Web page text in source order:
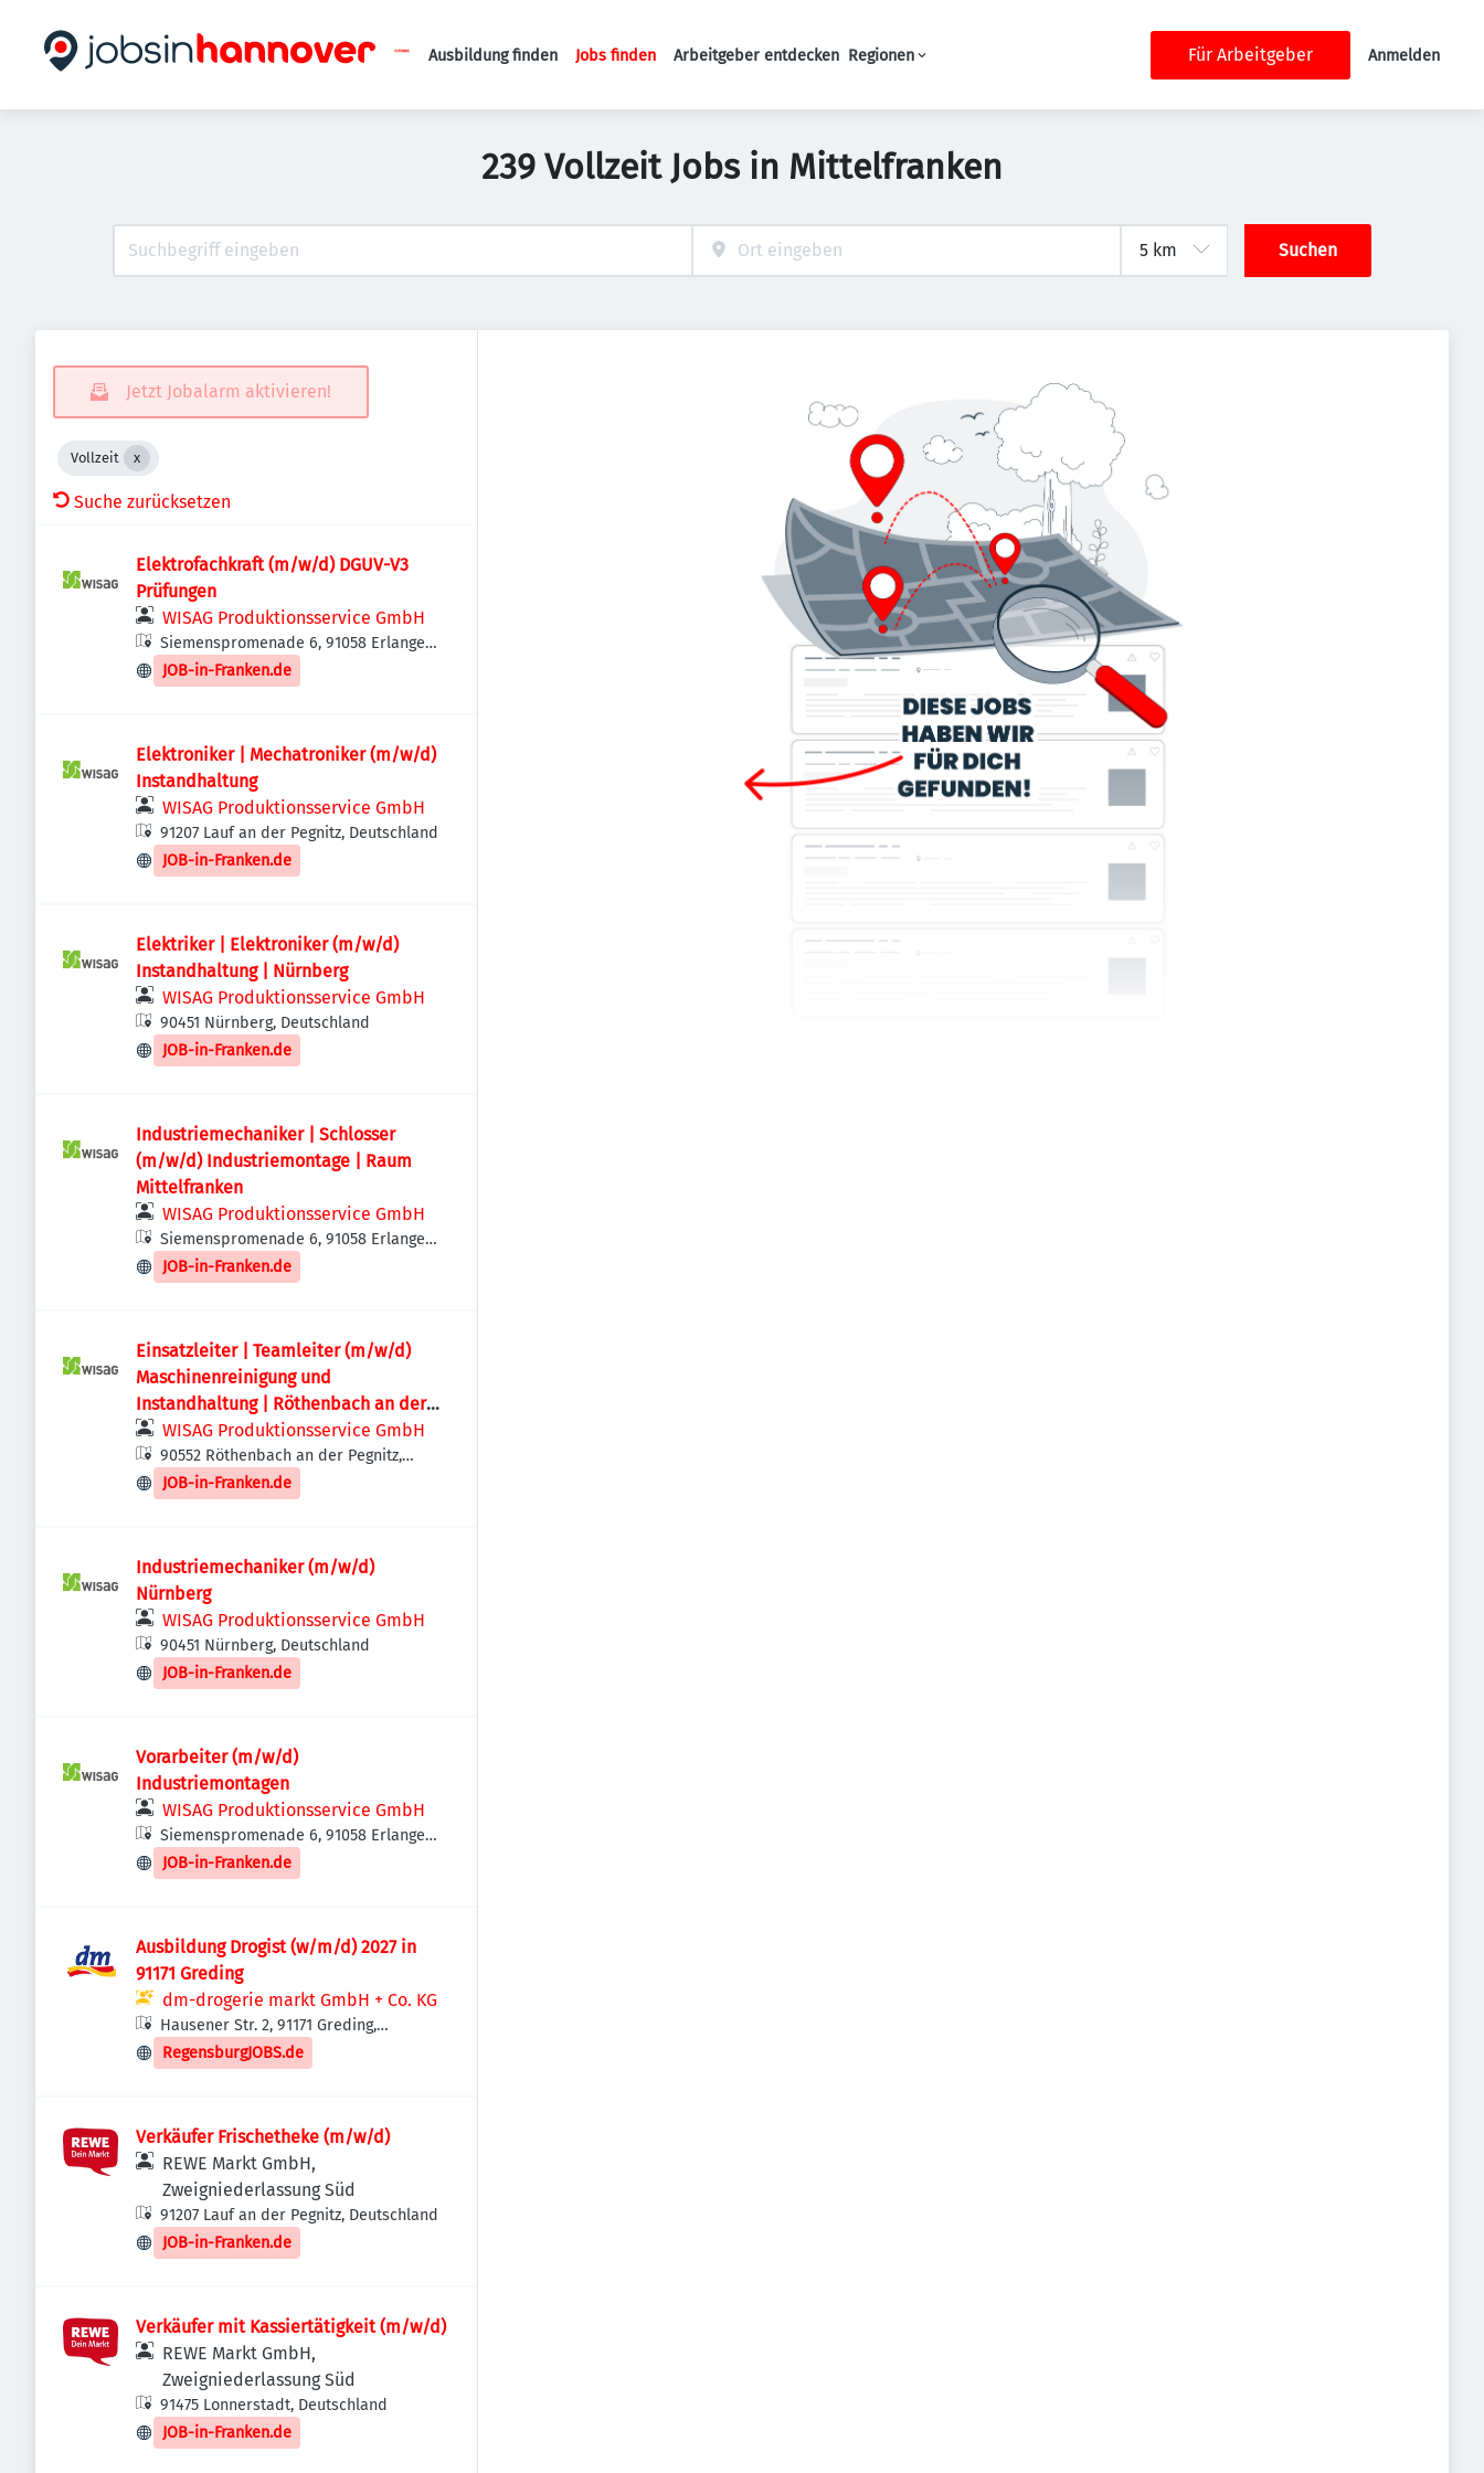
Haupt-Navigation
Ausbildung finden Jobs finden Arbeitgeber entdecken Regionen Für Arbeitgeber Anmelden
239 Vollzeit Jobs in Mittelfranken
Suchen
Jetzt Jobalarm aktivieren!
Vollzeit
Suche zurücksetzen
Elektrofachkraft (m/w/d) DGUV-V3
Prüfungen
WISAG Produktionsservice GmbH
Siemenspromenade 6, 91058 Erlangen,
Deutschland
JOB-in-Franken.de
Elektroniker | Mechatroniker (m/w/d)
Instandhaltung
WISAG Produktionsservice GmbH
91207 Lauf an der Pegnitz, Deutschland
JOB-in-Franken.de
Elektriker | Elektroniker (m/w/d)
Instandhaltung | Nürnberg
WISAG Produktionsservice GmbH
90451 Nürnberg, Deutschland
JOB-in-Franken.de
Industriemechaniker | Schlosser
(m/w/d) Industriemontage | Raum
Mittelfranken
WISAG Produktionsservice GmbH
Siemenspromenade 6, 91058 Erlangen,
Deutschland
JOB-in-Franken.de
Einsatzleiter | Teamleiter (m/w/d)
Maschinenreinigung und
Instandhaltung | Röthenbach an der
Pegnitz
WISAG Produktionsservice GmbH
90552 Röthenbach an der Pegnitz,
Deutschland
JOB-in-Franken.de
Industriemechaniker (m/w/d)
Nürnberg
WISAG Produktionsservice GmbH
90451 Nürnberg, Deutschland
JOB-in-Franken.de
Vorarbeiter (m/w/d)
Industriemontagen
WISAG Produktionsservice GmbH
Siemenspromenade 6, 91058 Erlangen,
Deutschland
JOB-in-Franken.de
Ausbildung Drogist (w/m/d) 2027 in
91171 Greding
dm-drogerie markt GmbH + Co. KG
Hausener Str. 2, 91171 Greding,
Deutschland
RegensburgJOBS.de
Verkäufer Frischetheke (m/w/d)
REWE Markt GmbH,
Zweigniederlassung Süd
91207 Lauf an der Pegnitz, Deutschland
JOB-in-Franken.de
Verkäufer mit Kassiertätigkeit (m/w/d)
REWE Markt GmbH,
Zweigniederlassung Süd
91475 Lonnerstadt, Deutschland
JOB-in-Franken.de